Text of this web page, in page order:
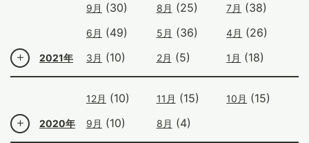
2021年
9月 (30) 8月 (25) 7月 (38)
6月 (49) 5月 (36) 4月 (26)
3月 (10) 2月 (5) 1月 (18)
2020年
12月 (10) 11月 (15) 10月 (15)
9月 (10) 8月 (4)